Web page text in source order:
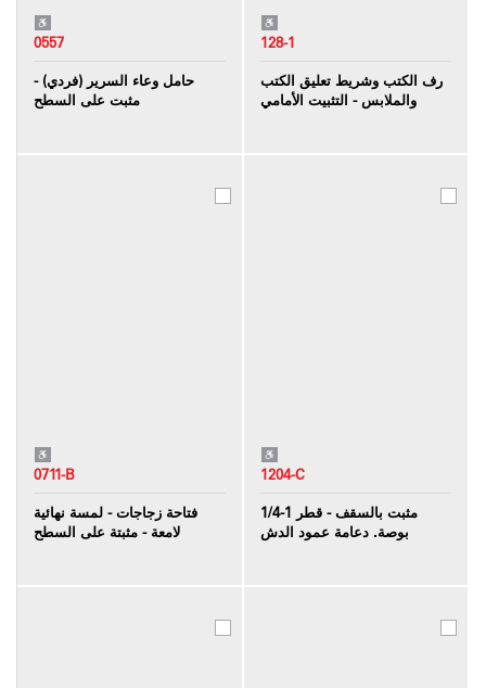
0557
حامل وعاء السرير (فردي) -
مثبت على السطح
128-1
رف الكتب وشريط تعليق الكتب
والملابس - التثبيت الأمامي
0711-B
فتاحة زجاجات - لمسة نهائية
لامعة - مثبتة على السطح
1204-C
مثبت بالسقف - قطر 1-1/4
بوصة. دعامة عمود الدش